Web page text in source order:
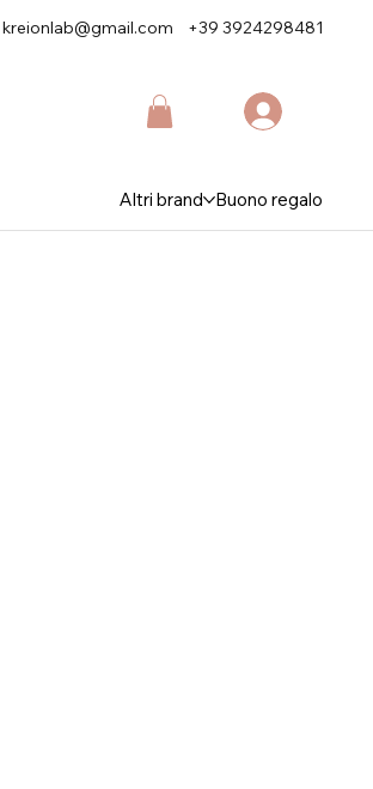
kreionlab@gmail.com +39 3924298481
Altri brand Buono regalo